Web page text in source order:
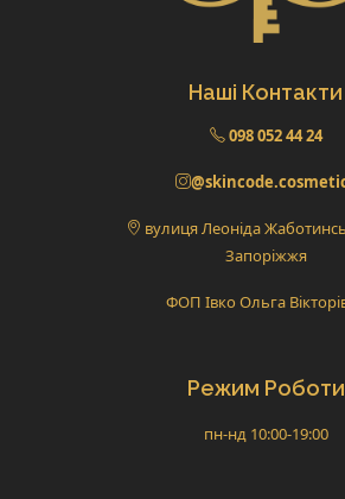
Наші Контакти
098 052 44 24
вулиця Леоніда
Запоріжжя
ФОП Івко Ольга
Режим Роботи
пн-нд 10:00-19:00